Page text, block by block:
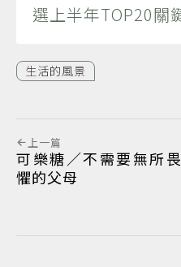
選上半年TOP20關
生活的風景
上一篇
可樂糖／不需要無所畏
懼的父母